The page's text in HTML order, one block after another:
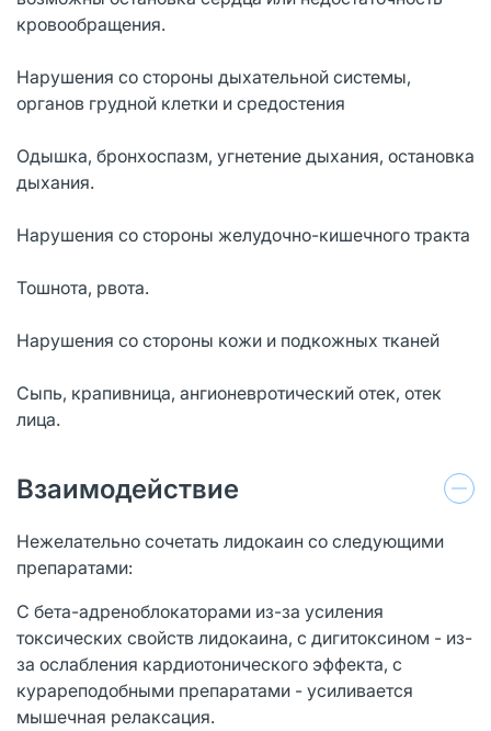
кровообращения.
Нарушения со стороны дыхательной системы,
органов грудной клетки и средостения
Одышка, бронхоспазм, угнетение дыхания, остановка
дыхания.
Нарушения со стороны желудочно-кишечного тракта
Тошнота, рвота.
Нарушения со стороны кожи и подкожных тканей
Сыпь, крапивница, ангионевротический отек, отек
лица.
Взаимодействие
Нежелательно сочетать лидокаин со следующими
препаратами:
С бета-адреноблокаторами из-за усиления
токсических свойств лидокаина, с дигитоксином - из-
за ослабления кардиотонического эффекта, с
курареподобными препаратами - усиливается
мышечная релаксация.